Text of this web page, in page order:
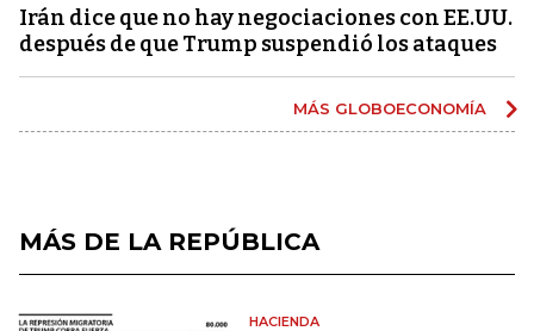
Irán dice que no hay negociaciones con EE.UU.
después de que Trump suspendió los ataques
MÁS GLOBOECONOMÍA
MÁS DE LA REPÚBLICA
HACIENDA